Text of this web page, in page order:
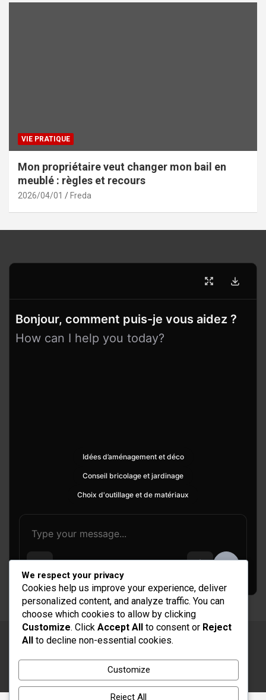
VIE PRATIQUE
Mon propriétaire veut changer mon bail en
meublé : règles et recours
2026/04/01 Freda
Bonjour, comment puis-je vous aidez ?
How can I help you today?
Idées d’aménagement et déco
Conseil bricolage et jardinage
Choix d'outillage et de matériaux
Copyright © 2026Rénovation et Décoration
Thème par :Theme Horse
Fièrement propulsé par :
We respect your privacy
Cookies help us improve your experience, deliver
personalized content, and analyze traffic. You can
choose which cookies to allow by clicking
Customize. Click Accept All to consent or Reject
All to decline non-essential cookies.
Customize
Reject All